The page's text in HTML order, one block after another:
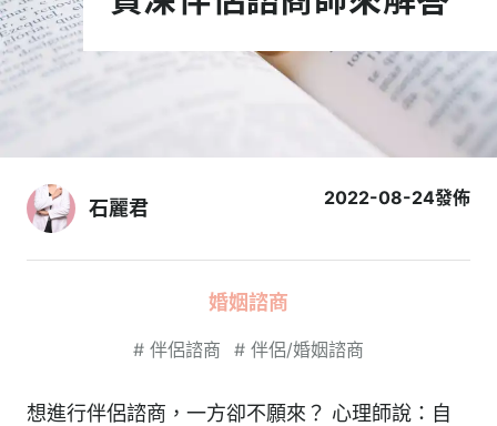
石麗君 2022-08-24發佈
婚姻諮商
# 伴侶諮商 # 伴侶/婚姻諮商
想進行伴侶諮商，一方卻不願來？ 心理師說：自